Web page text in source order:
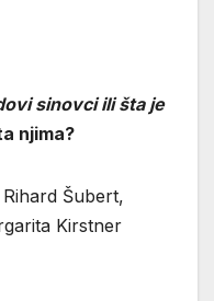
sinovci ili šta je
njima?
Šubert,
Kirstner